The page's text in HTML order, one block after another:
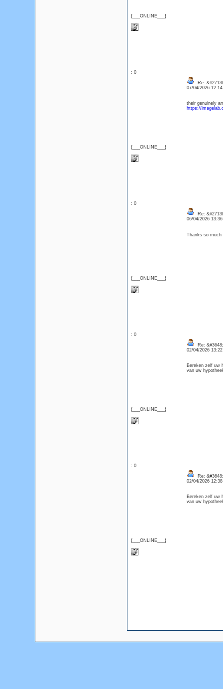
{___ONLINE___}
: 0
{___ONLINE___}
Re:
07/04/2026
their genuinely
https://
: 0
{___ONLINE___}
Re:
06/04/2026
Thanks so
: 0
{___ONLINE___}
Re:
02/04/2026
Bereken zelf uw
van uw
: 0
{___ONLINE___}
Re:
02/04/2026
Bereken zelf uw
van uw